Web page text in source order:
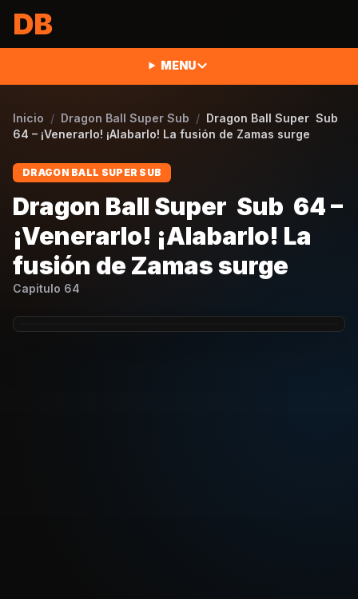
DB
MENU
Inicio / Dragon Ball Super Sub / Dragon Ball Super Sub
64 – ¡Venerarlo! ¡Alabarlo! La fusión de Zamas surge
DRAGON BALL SUPER SUB
Dragon Ball Super Sub 64 –
¡Venerarlo! ¡Alabarlo! La
fusión de Zamas surge
Capitulo 64